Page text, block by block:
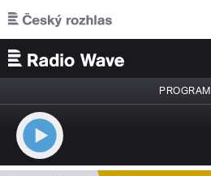
Přejít k hlavnímu obsahu
PROGRAM